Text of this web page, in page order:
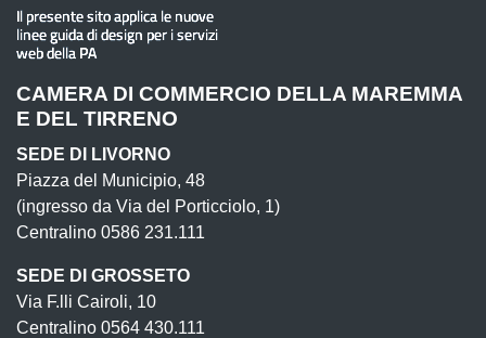
CAMERA DI COMMERCIO DELLA MAREMMA
E DEL TIRRENO
SEDE DI LIVORNO
Piazza del Municipio, 48
(ingresso da Via del Porticciolo, 1)
Centralino 0586 231.111
SEDE DI GROSSETO
Via F.lli Cairoli, 10
Centralino 0564 430.111